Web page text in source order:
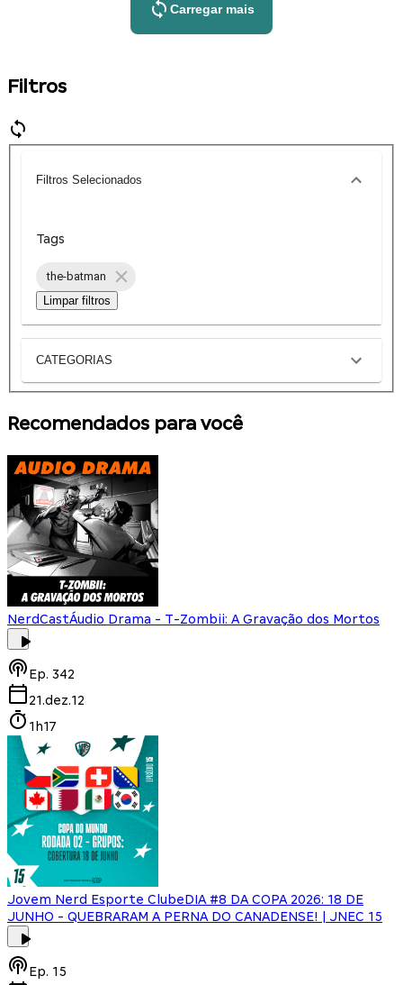
Carregar mais
Filtros
Filtros Selecionados
Tags
the-batman
Limpar filtros
CATEGORIAS
Recomendados para você
NerdCastÁudio Drama - T-Zombii: A Gravação dos Mortos
Ep. 342
21.dez.12
1h17
Jovem Nerd Esporte ClubeDIA #8 DA COPA 2026: 18 DE
JUNHO - QUEBRARAM A PERNA DO CANADENSE! | JNEC 15
Ep. 15